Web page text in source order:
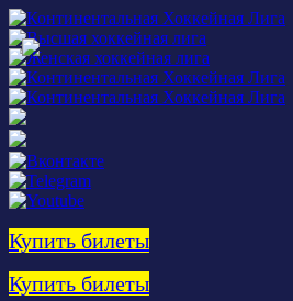
Купить билеты
Купить билеты